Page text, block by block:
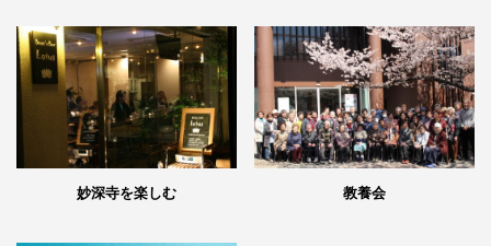
妙深寺を楽しむ 教養会